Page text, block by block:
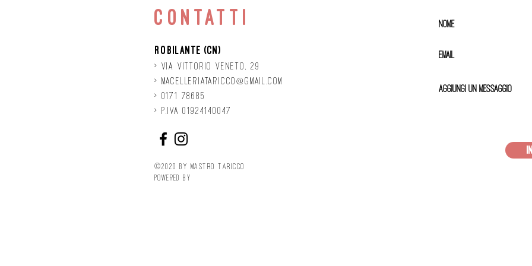
contatti
Robilante (CN)
> Via Vittorio veneto, 29
> macelleriataricco@gmail.com
> 0171 78685
> P.IVA 01924140047
©2020 by Mastro Taricco
powered by